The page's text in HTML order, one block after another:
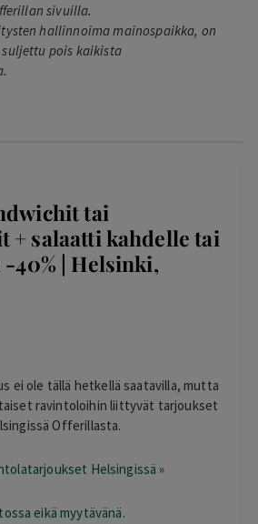
sivuilla.
hallinnoima mainospaikka, on
pois kaikista
tai
+ salaatti kahdelle tai
40% | Helsinki,
ei ole tällä hetkellä saatavilla, mutta
ravintoloihin liittyvät tarjoukset
Offerillasta.
Helsingissä »
eikä myytävänä.